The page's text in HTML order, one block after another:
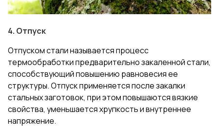
4. Отпуск
Отпуском стали называется процесс
термообработки предварительно закаленной стали,
способствующий повышению равновесия ее
структуры. Отпуск применяется после закалки
стальных заготовок, при этом повышаются вязкие
свойства, уменьшается хрупкость и внутреннее
напряжение.